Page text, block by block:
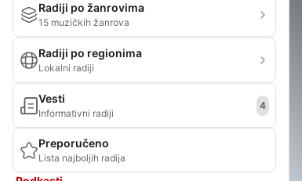
Radiji po žanrovima
15 muzičkih žanrova
Radiji po regionima
Lokalni radiji
Vesti
Informativni radiji
4
Preporučeno
Lista najboljih radija